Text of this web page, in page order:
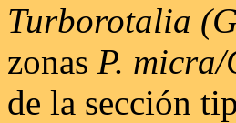
Turborotalia
zonas P.
de la sección